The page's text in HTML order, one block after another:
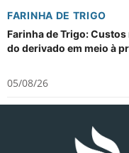
FARINHA DE TRIGO
Farinha de Trigo:
do derivado em meio à
05/08/26